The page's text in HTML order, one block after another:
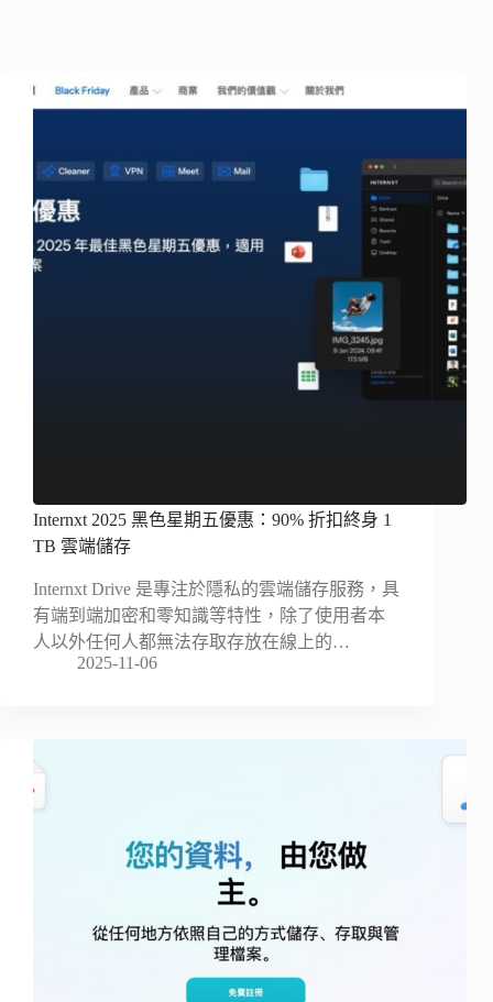
Internxt 2025 黑色星期五優惠：90% 折扣終身 1
TB 雲端儲存
Internxt Drive 是專注於隱私的雲端儲存服務，具
有端到端加密和零知識等特性，除了使用者本
人以外任何人都無法存取存放在線上的…
2025-11-06